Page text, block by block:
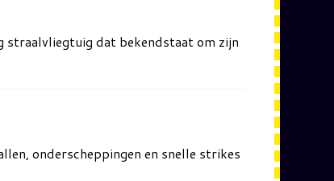
straalvliegtuig dat bekendstaat om zijn
onderscheppingen en snelle strikes